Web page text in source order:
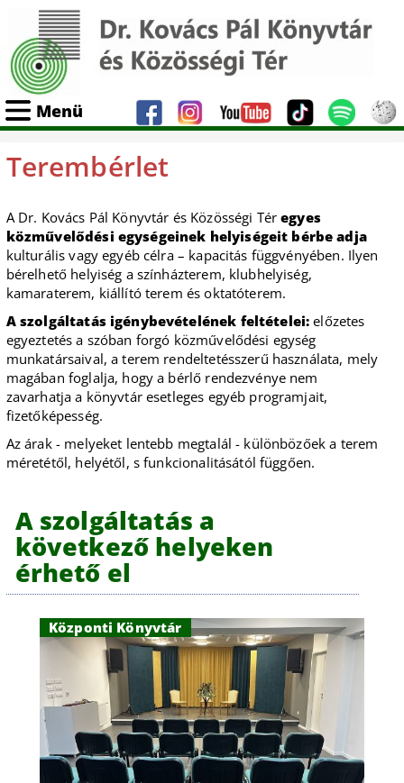
Menü
Terembérlet
A Dr. Kovács Pál Könyvtár és Közösségi Téregyes
közművelődési egységeinek helyiségeit bérbe adja
kulturális vagy egyéb célra – kapacitás függvényében. Ilyen
bérelhető helyiség a színházterem, klubhelyiség,
kamaraterem, kiállító terem és oktatóterem.
A szolgáltatás igénybevételének feltételei: előzetes
egyeztetés a szóban forgó közművelődési egység
munkatársaival, a terem rendeltetésszerű használata, mely
magában foglalja, hogy a bérlő rendezvénye nem
zavarhatja a könyvtár esetleges egyéb programjait,
fizetőképesség.
Az árak - melyeket lentebb megtalál - különbözőek a terem
méretétől, helyétől, s funkcionalitásától függően.
A szolgáltatás a
következő helyeken
érhető el
Központi Könyvtár